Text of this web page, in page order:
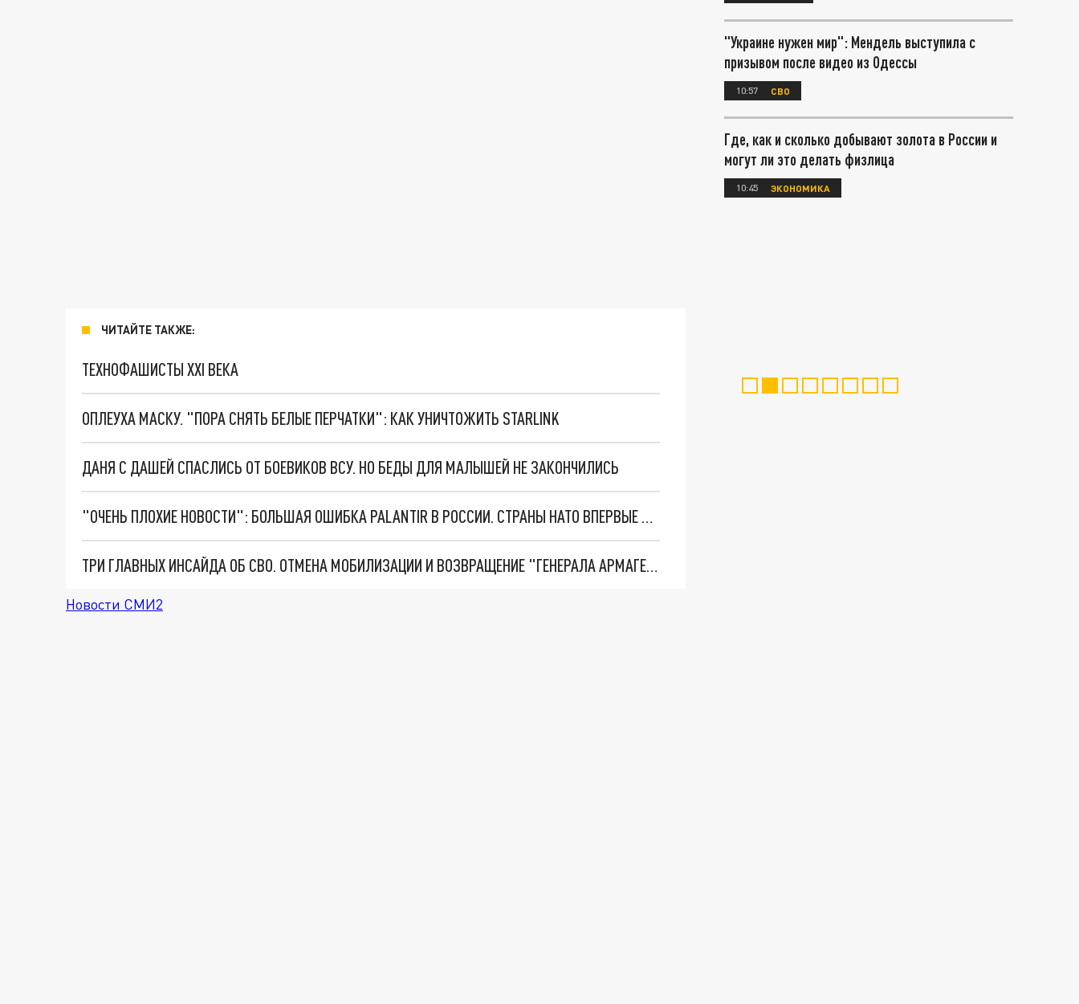
ЧИТАЙТЕ ТАКЖЕ:
ТЕХНОФАШИСТЫ XXI ВЕКА
ОПЛЕУХА МАСКУ. "ПОРА СНЯТЬ БЕЛЫЕ ПЕРЧАТКИ": КАК УНИЧТОЖИТЬ STARLINK
ДАНЯ С ДАШЕЙ СПАСЛИСЬ ОТ БОЕВИКОВ ВСУ. НО БЕДЫ ДЛЯ МАЛЫШЕЙ НЕ ЗАКОНЧИЛИСЬ
"ОЧЕНЬ ПЛОХИЕ НОВОСТИ": БОЛЬШАЯ ОШИБКА PALANTIR В РОССИИ. СТРАНЫ НАТО ВПЕРВЫЕ ЗА СВО ОСТАНОВИЛИ ПОСТАВКИ ОРУЖИЯ. ВСУ ТЕРЯЮТ ПРИГРАНИЧЬЕ?
ТРИ ГЛАВНЫХ ИНСАЙДА ОБ СВО. ОТМЕНА МОБИЛИЗАЦИИ И ВОЗВРАЩЕНИЕ "ГЕНЕРАЛА АРМАГЕДДОНА"? ОТЛИЧНЫЕ НОВОСТИ, КОТОРЫЕ ЖДАЛИ ВСЕ
Новости СМИ2
"Украине нужен мир": Мендель выступила с
призывом после видео из Одессы
10:57 СВО
Где, как и сколько добывают золота в России и
могут ли это делать физлица
10:45 ЭКОНОМИКА